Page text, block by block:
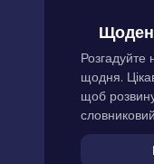
Розгадуйте
щодня.
щоб